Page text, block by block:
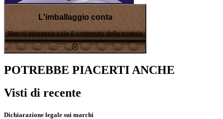
L'imballaggio conta
Non ci interessa solo il contenuto della scatola
POTREBBE PIACERTI ANCHE
Visti di recente
Dichiarazione legale sui marchi